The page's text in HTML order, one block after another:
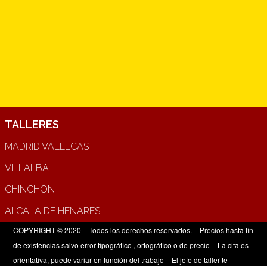
TALLERES
MADRID VALLECAS
VILLALBA
CHINCHON
ALCALA DE HENARES
COPYRIGHT © 2020 – Todos los derechos reservados. – Precios hasta fin
de existencias salvo error tipográfico , ortográfico o de precio – La cita es
orientativa, puede variar en función del trabajo – El jefe de taller te